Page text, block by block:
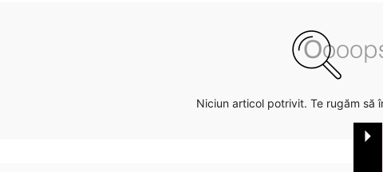
Niciun articol potrivit. Te rugăm să